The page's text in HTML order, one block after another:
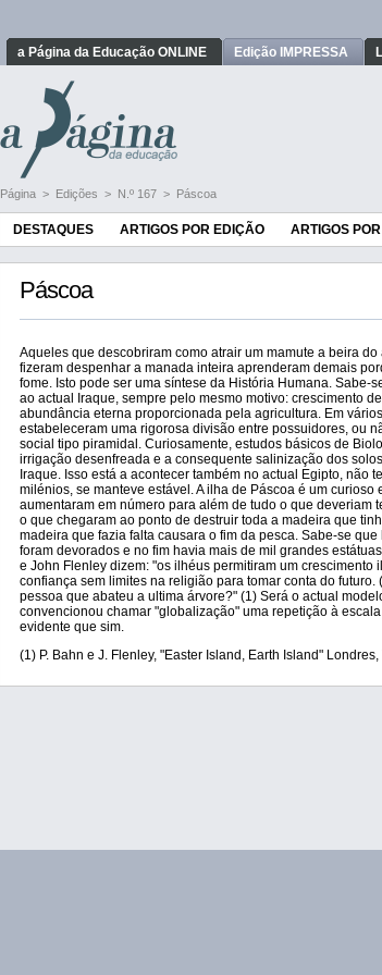
a Página da Educação ONLINE Edição IMPRESSA
Página > Edições > N.º 167 > Páscoa
DESTAQUES ARTIGOS POR EDIÇÃO ARTIGOS
Páscoa
Aqueles que descobriram como atrair um mamute a beira
fizeram despenhar a manada inteira aprenderam demais
fome. Isto pode ser uma síntese da História Humana.
ao actual Iraque, sempre pelo mesmo motivo: crescimento
abundância eterna proporcionada pela agricultura. Em
estabeleceram uma rigorosa divisão entre possuidores, ou
social tipo piramidal. Curiosamente, estudos básicos de
irrigação desenfreada e a consequente salinização dos
Iraque. Isso está a acontecer também no actual Egipto, não
milénios, se manteve estável. A ilha de Páscoa é um
aumentaram em número para além de tudo o que deveriam
o que chegaram ao ponto de destruir toda a madeira que
madeira que fazia falta causara o fim da pesca. Sabe-se
foram devorados e no fim havia mais de mil grandes
e John Flenley dizem: "os ilhéus permitiram um
confiança sem limites na religião para tomar conta do
pessoa que abateu a ultima árvore?" (1) Será o actual
convencionou chamar "globalização" uma repetição à
evidente que sim.
(1) P. Bahn e J. Flenley, "Easter Island, Earth Island"